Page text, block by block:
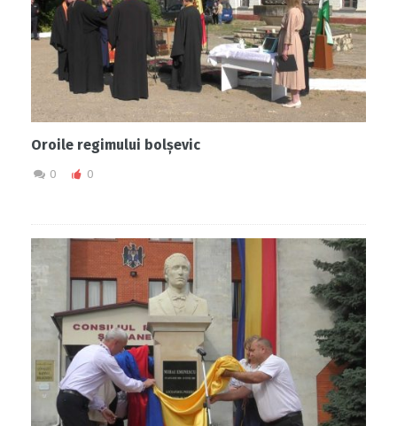
Oroile regimului bolșevic
0 0